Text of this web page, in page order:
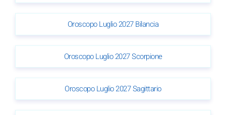
Oroscopo Luglio 2027 Bilancia
Oroscopo Luglio 2027 Scorpione
Oroscopo Luglio 2027 Sagittario